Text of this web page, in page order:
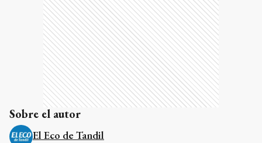
Sobre el autor
El Eco de Tandil